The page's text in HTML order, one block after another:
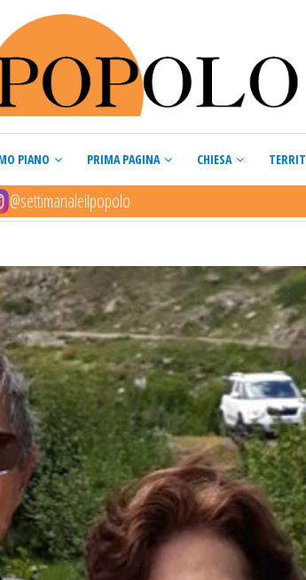
PIANO PRIMA PAGINA CHIESA
@settimanaleilpopolo